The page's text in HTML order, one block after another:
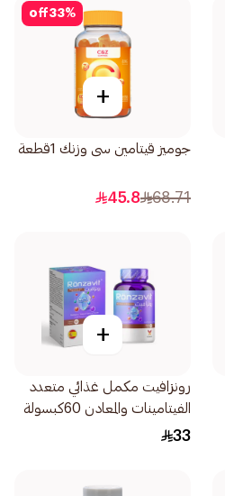
33%
off
+
جوميز قيتامين سى وزنك 1قطعة
68.71
45.8
+
رونزافيت مكمل غذائي متعدد
الفيتامينات والمعادن 60كبسولة
33